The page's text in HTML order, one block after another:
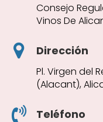
Consejo
Vinos De
Dirección
Pl. Virgen del
(Alacant),
Teléfono